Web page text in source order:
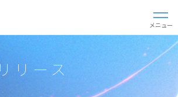
閉じる
メニュー
リース